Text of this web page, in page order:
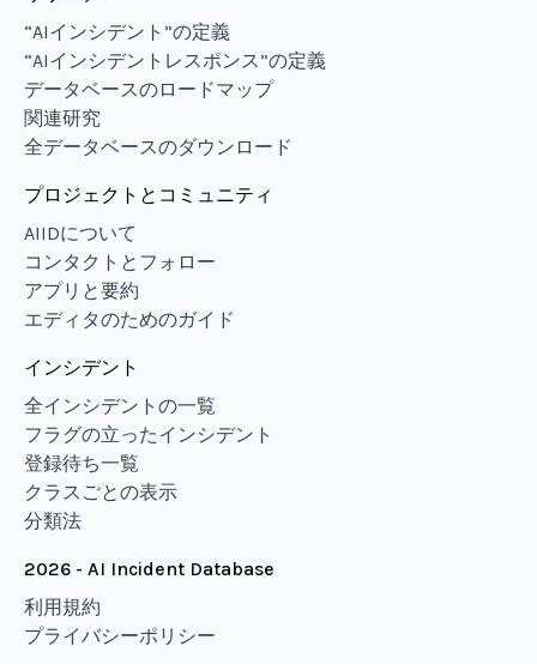
“AIインシデント”の定義
“AIインシデントレスポンス”の定義
データベースのロードマップ
関連研究
全データベースのダウンロード
プロジェクトとコミュニティ
AIIDについて
コンタクトとフォロー
アプリと要約
エディタのためのガイド
インシデント
全インシデントの一覧
フラグの立ったインシデント
登録待ち一覧
クラスごとの表示
分類法
2026 - AI Incident Database
利用規約
プライバシーポリシー